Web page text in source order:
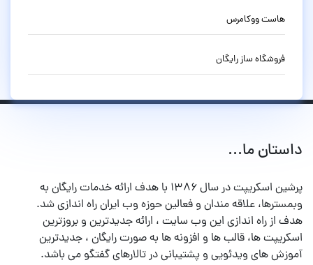
هاست ووکامرس
فروشگاه ساز رایگان
داستان ما...
پرشین اسکریپت در سال ۱۳۸۶ با هدف ارائه خدمات رایگان به
وبمسترها، علاقه مندان و فعالین حوزه وب ایران راه اندازی شد.
هدف از راه اندازی این وب سایت ، ارائه جدیدترین و بروزترین
اسکریپت ها، قالب ها و افزونه ها به صورت رایگان ، جدیدترین
آموزش های ویدئویی و پشتیبانی در تالارهای گفتگو می باشد.